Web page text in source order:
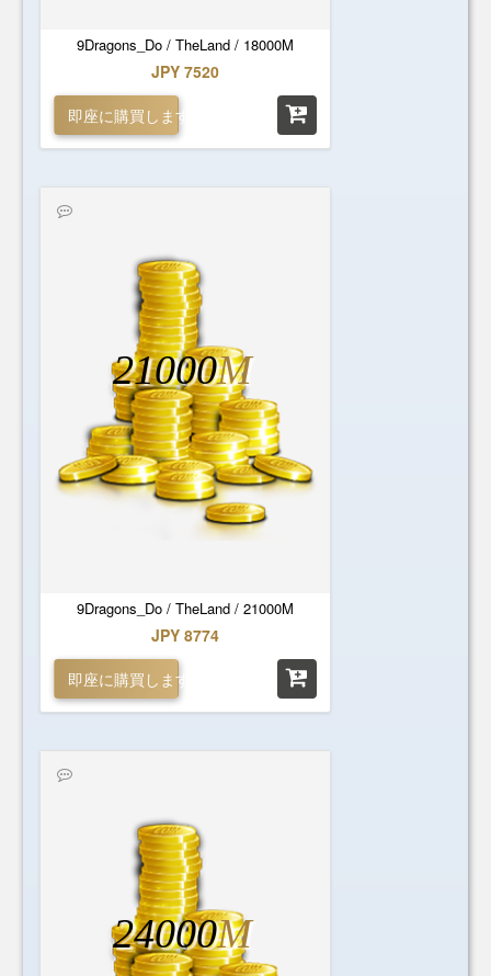
9Dragons_Do / TheLand / 18000M
JPY 7520
即座に購買します
9Dragons_Do / TheLand / 21000M
21000M
JPY 8774
即座に購買します
24000M